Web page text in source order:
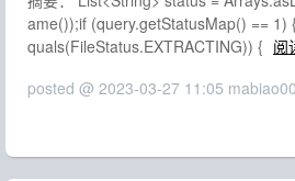
ame());if (query.getStatusMap() == 1)
quals(FileStatus.EXTRACTING)) { 阅
posted @ 2023-03-27 11:05